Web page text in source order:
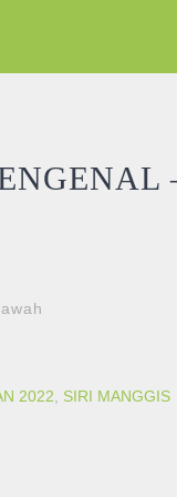
2022 SIRI MANGGIS